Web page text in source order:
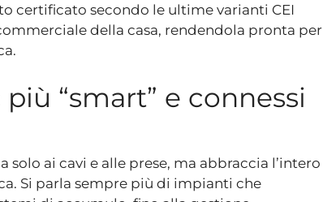
certificato secondo le ultime varianti CEI
della casa, rendendola pronta per
“smart” e connessi
ai cavi e alle prese, ma abbraccia l’intero
Si parla sempre più di impianti che